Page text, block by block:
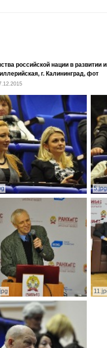
российской нации в развитии
г. Калининград, фот
5.jpg